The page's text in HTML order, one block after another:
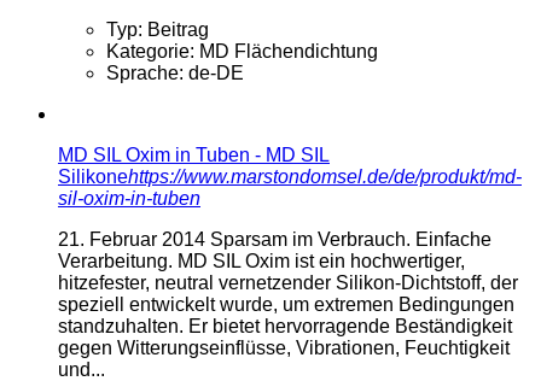
Typ: Beitrag
Kategorie: MD Flächendichtung
Sprache: de-DE
MD SIL Oxim in Tuben - MD SIL
Silikonehttps://www.marstondomsel.de/de/produkt/md-
sil-oxim-in-tuben
21. Februar 2014 Sparsam im Verbrauch. Einfache
Verarbeitung. MD SIL Oxim ist ein hochwertiger,
hitzefester, neutral vernetzender Silikon-Dichtstoff, der
speziell entwickelt wurde, um extremen Bedingungen
standzuhalten. Er bietet hervorragende Beständigkeit
gegen Witterungseinflüsse, Vibrationen, Feuchtigkeit
und...